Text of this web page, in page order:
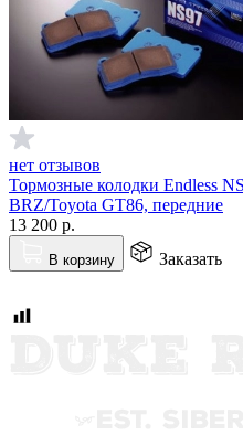
нет отзывов
Тормозные колодки Endless
BRZ/Toyota GT86, передние
13 200 р.
В корзину Заказать